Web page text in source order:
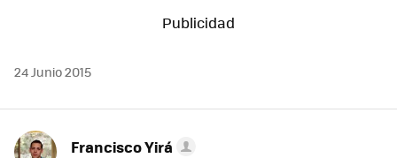
24 Junio 2015
Francisco Yirá